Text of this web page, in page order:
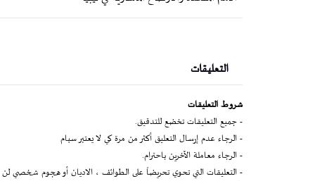
التعليقات
شروط التعليقات
- جميع التعليقات تخضع للتدقيق.
- الرجاء عدم إرسال التعليق أكثر من مرة كي لا يعتبر سبام
- الرجاء معاملة الآخرين باحترام.
- التعليقات التي تحوي تحريضاً على الطوائف ، الاديان أو هجوم شخصي